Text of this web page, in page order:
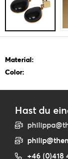
Material:
Color:
Hast du
+46 (0)418